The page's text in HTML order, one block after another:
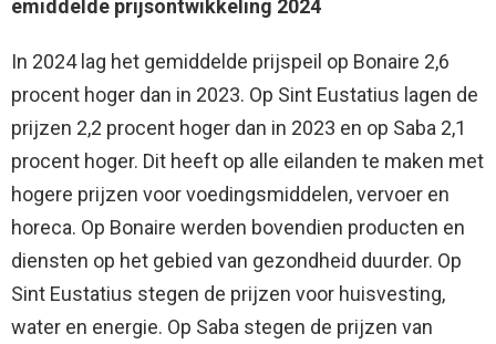
emiddelde prijsontwikkeling 2024
In 2024 lag het gemiddelde prijspeil op Bonaire 2,6
procent hoger dan in 2023. Op Sint Eustatius lagen de
prijzen 2,2 procent hoger dan in 2023 en op Saba 2,1
procent hoger. Dit heeft op alle eilanden te maken met
hogere prijzen voor voedingsmiddelen, vervoer en
horeca. Op Bonaire werden bovendien producten en
diensten op het gebied van gezondheid duurder. Op
Sint Eustatius stegen de prijzen voor huisvesting,
water en energie. Op Saba stegen de prijzen van